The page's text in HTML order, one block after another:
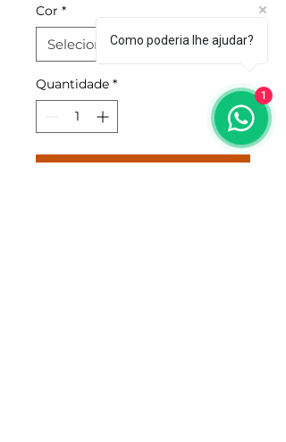
Cor *
Quantidade *
Como poderia lhe ajudar?
1